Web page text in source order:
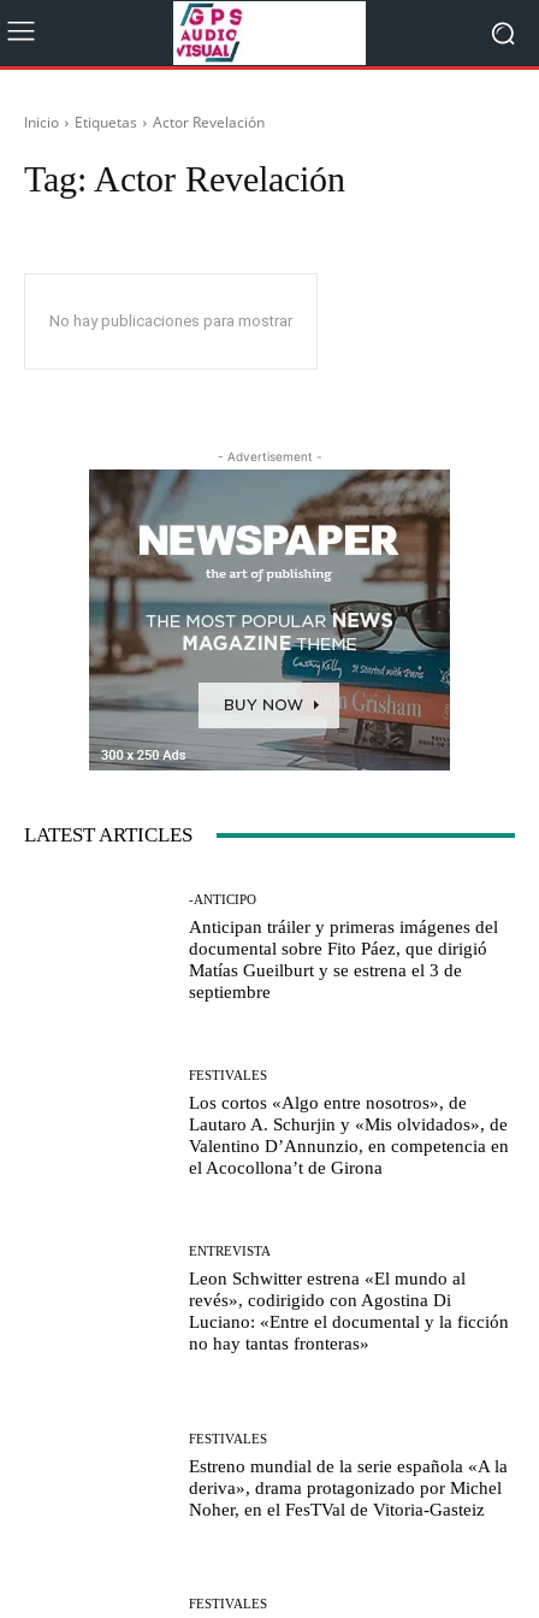
Inicio Etiquetas Actor Revelación
Tag: Actor Revelación
No hay publicaciones para mostrar
- Advertisement -
LATEST ARTICLES
-ANTICIPO
Anticipan tráiler y primeras imágenes del
documental sobre Fito Páez, que dirigió
Matías Gueilburt y se estrena el 3 de
septiembre
FESTIVALES
Los cortos «Algo entre nosotros», de
Lautaro A. Schurjin y «Mis olvidados», de
Valentino D’Annunzio, en competencia en
el Acocollona’t de Girona
ENTREVISTA
Leon Schwitter estrena «El mundo al
revés», codirigido con Agostina Di
Luciano: «Entre el documental y la ficción
no hay tantas fronteras»
FESTIVALES
Estreno mundial de la serie española «A la
deriva», drama protagonizado por Michel
Noher, en el FesTVal de Vitoria-Gasteiz
FESTIVALES